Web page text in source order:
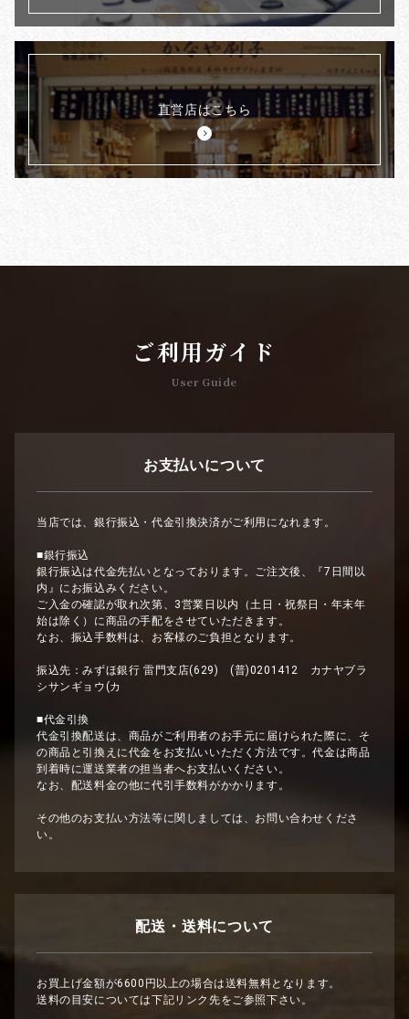
直営店はこちら
ご利用ガイド
User Guide
お支払いについて
当店では、銀行振込・代金引換決済がご利用になれます。
■銀行振込
銀行振込は代金先払いとなっております。ご注文後、『7日間以
内』にお振込みください。
ご入金の確認が取れ次第、3営業日以内（土日・祝祭日・年末年
始は除く）に商品の手配をさせていただきます。
なお、振込手数料は、お客様のご負担となります。
振込先：みずほ銀行 雷門支店(629) (普)0201412 カナヤブラ
シサンギョウ(カ
■代金引換
代金引換配送は、商品がご利用者のお手元に届けられた際に、そ
の商品と引換えに代金をお支払いいただく方法です。代金は商品
到着時に運送業者の担当者へお支払いください。
なお、配送料金の他に代引手数料がかかります。
その他のお支払い方法等に関しましては、お問い合わせくださ
い。
配送・送料について
お買上げ金額が6600円以上の場合は送料無料となります。
送料の目安については下記リンク先をご参照下さい。